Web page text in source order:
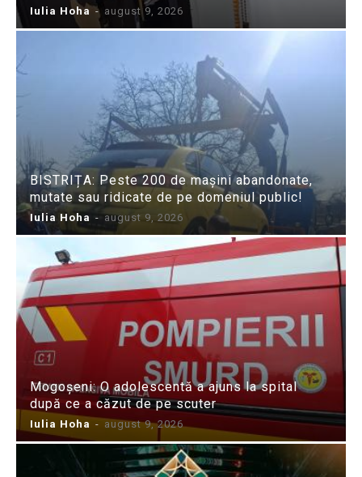
Iulia Hoha - august 9, 2026
BISTRIȚA: Peste 200 de mașini abandonate,
mutate sau ridicate de pe domeniul public!
Iulia Hoha - august 9, 2026
Mogoșeni: O adolescentă a ajuns la spital
după ce a căzut de pe scuter
Iulia Hoha - august 9, 2026